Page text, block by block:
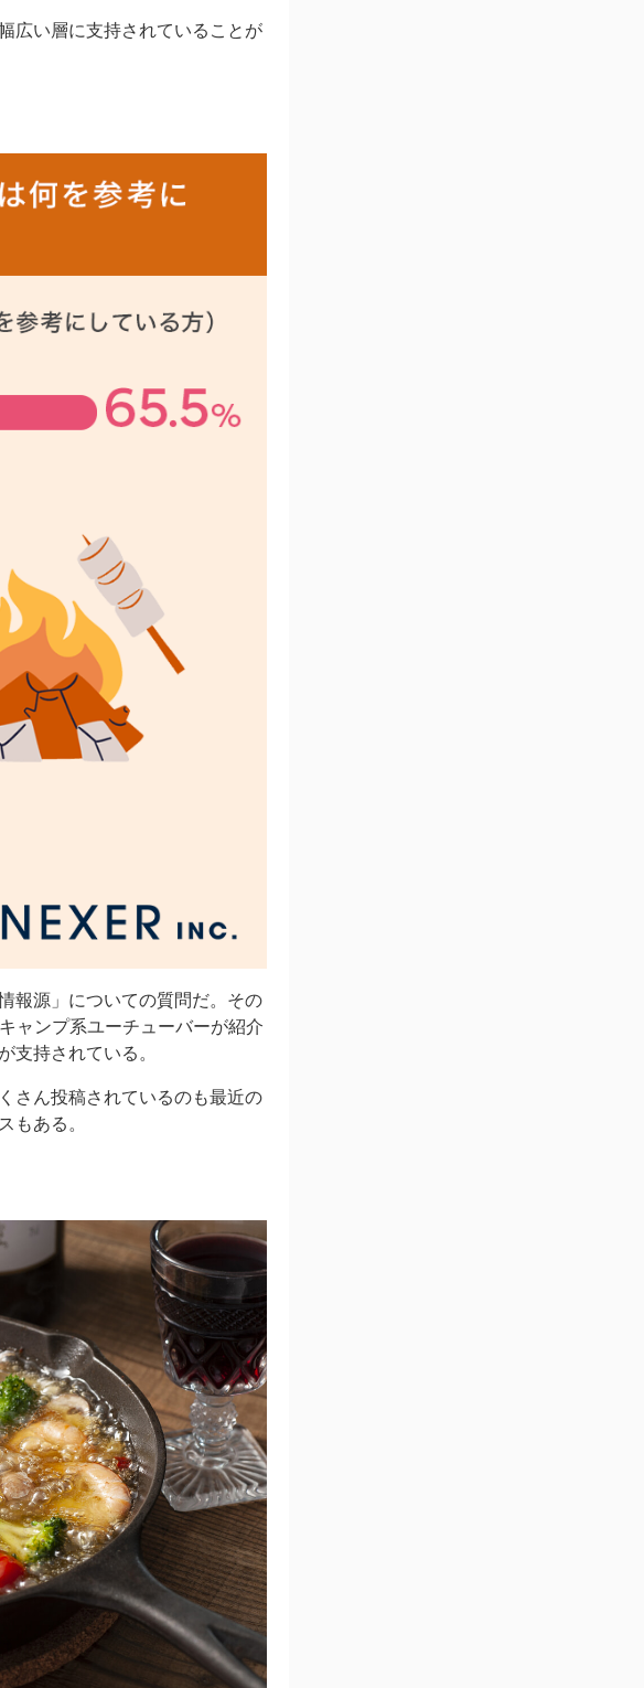
広い層に支持されていることが
報源」についての質問だ。その
ャンプ系ユーチューバーが紹介
持されている。
さん投稿されているのも最近の
もある。